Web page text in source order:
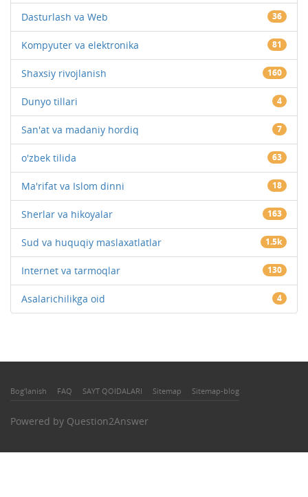
Dasturlash va Web 36
Kompyuter va elektronika 81
Shaxsiy rivojlanish 160
Dunyo tillari 4
San'at va madaniy hordiq 7
o'zbek tilida 63
Ma'rifat va Islom dinni 18
Sherlar va hikoyalar 163
Sud va huquqiy maslaxatlatlar 1.5k
Internet va tarmoqlar 130
Asalarichilikga oid 4
Bog'lanish FAQ SAYT QOIDALARI Sitemap Sitemap-blog
Powered by Question2Answer